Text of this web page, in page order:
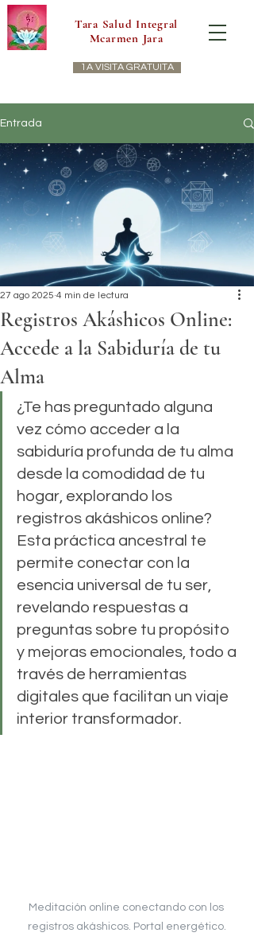
Tara Salud Integral
Mcarmen Jara
1A VISITA GRATUITA
Entrada
Registros Akáshicos Online:
Accede a la Sabiduría de tu
Alma
27 ago 2025 4 min de lectura
¿Te has preguntado alguna
vez cómo acceder a la
sabiduría profunda de tu alma
desde la comodidad de tu
hogar, explorando los
registros akáshicos online?
Esta práctica ancestral te
permite conectar con la
esencia universal de tu ser,
revelando respuestas a
preguntas sobre tu propósito
y mejoras emocionales, todo a
través de herramientas
digitales que facilitan un viaje
interior transformador.
Meditación online conectando con los
registros akáshicos. Portal energético.